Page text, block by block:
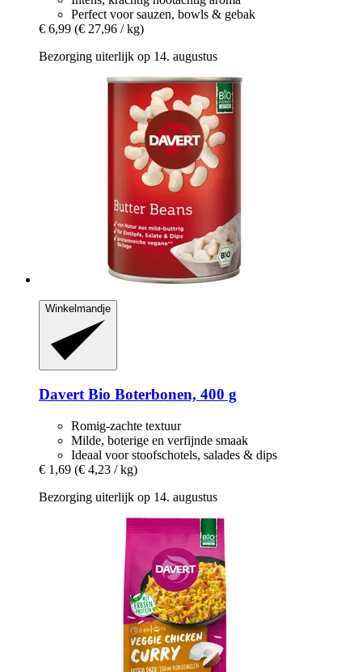
Perfect voor sauzen, bowls & gebak
€ 6,99 (€ 27,96 / kg)
Bezorging uiterlijk op 14. augustus
Winkelmandje
Davert Bio Boterbonen, 400 g
Romig-zachte textuur
Milde, boterige en verfijnde smaak
Ideaal voor stoofschotels, salades & dips
€ 1,69 (€ 4,23 / kg)
Bezorging uiterlijk op 14. augustus